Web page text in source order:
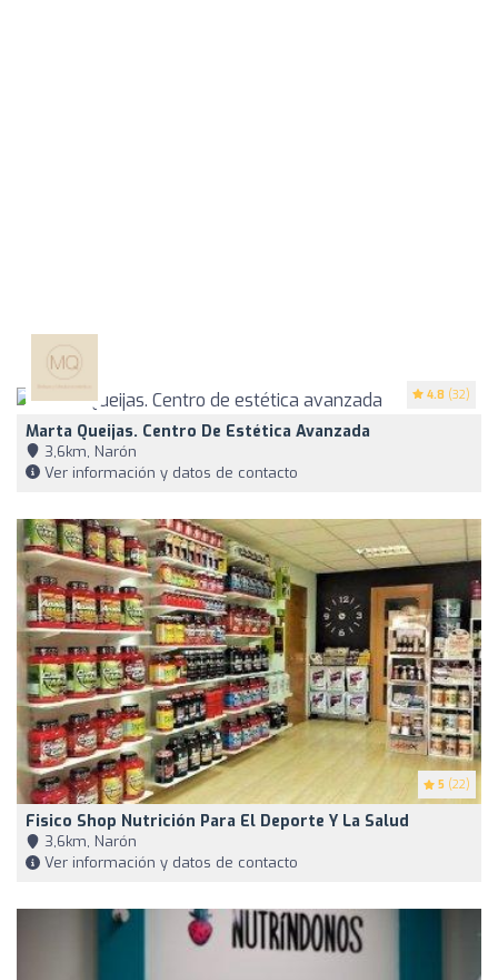
4.8 (32)
Marta Queijas. Centro De Estética Avanzada
3,6km, Narón
Ver información y datos de contacto
5 (22)
Fisico Shop Nutrición Para El Deporte Y La Salud
3,6km, Narón
Ver información y datos de contacto